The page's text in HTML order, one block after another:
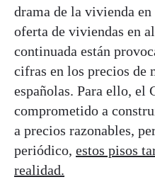
drama de la vivienda
oferta de viviendas en
continuada están
cifras en los precios de
españolas. Para ello, el
comprometido a
a precios razonables,
periódico, estos pisos
realidad.